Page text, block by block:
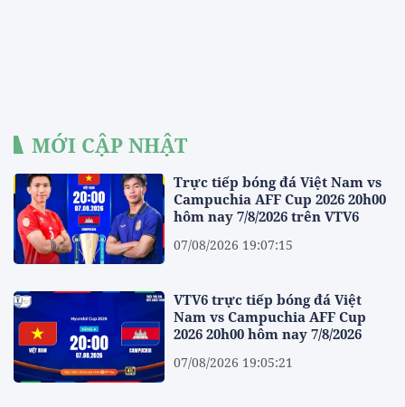
MỚI CẬP NHẬT
Trực tiếp bóng đá Việt Nam vs
Campuchia AFF Cup 2026 20h00
hôm nay 7/8/2026 trên VTV6
07/08/2026 19:07:15
VTV6 trực tiếp bóng đá Việt
Nam vs Campuchia AFF Cup
2026 20h00 hôm nay 7/8/2026
07/08/2026 19:05:21